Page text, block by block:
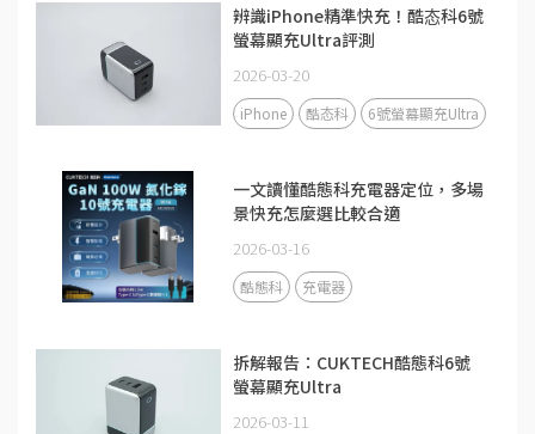
辨識iPhone精準快充！酷态科6號
螢幕顯充Ultra評測
2026-03-20
iPhone 酷态科 6號螢幕顯充Ultra
一文讀懂酷態科充電器定位，多場
景快充怎麼選比較合適
2026-03-16
酷態科 充電器
拆解報告：CUKTECH酷態科6號
螢幕顯充Ultra
2026-03-11